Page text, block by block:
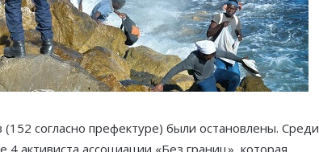
согласно префектуре) были остановлены. Среди